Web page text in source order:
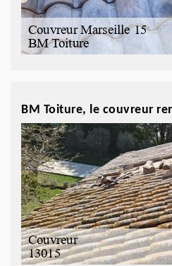
BM Toiture, le couvreur